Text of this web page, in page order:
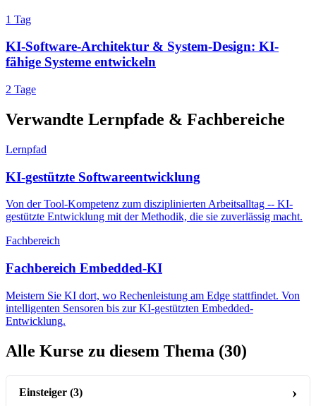
1 Tag
KI-Software-Architektur & System-Design: KI-
fähige Systeme entwickeln
2 Tage
Verwandte Lernpfade & Fachbereiche
Lernpfad
KI-gestützte Softwareentwicklung
Von der Tool-Kompetenz zum disziplinierten Arbeitsalltag -- KI-
gestützte Entwicklung mit der Methodik, die sie zuverlässig macht.
Fachbereich
Fachbereich Embedded-KI
Meistern Sie KI dort, wo Rechenleistung am Edge stattfindet. Von
intelligenten Sensoren bis zur KI-gestützten Embedded-
Entwicklung.
Alle Kurse zu diesem Thema (30)
Einsteiger(3)